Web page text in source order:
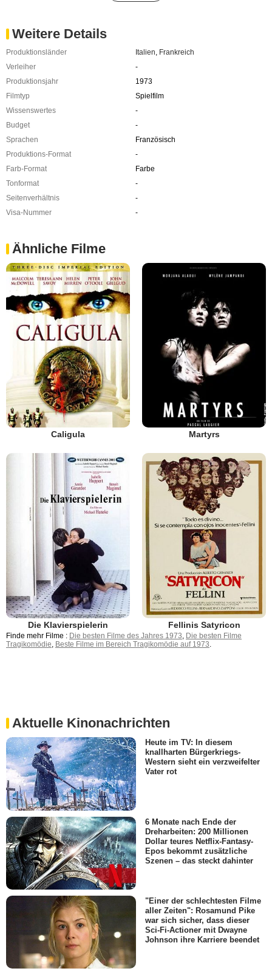
Weitere Details
Produktionsländer Italien Frankreich
Verleiher
-
Produktionsjahr
1973
Filmtyp
Spielfilm
Wissenswertes
-
Budget
-
Sprachen
Französisch
Produktions-Format
-
Farb-Format
Farbe
Tonformat
-
Seitenverhältnis
-
Visa-Nummer
-
Ähnliche Filme
Caligula Martyrs
Die Klavierspielerin Fellinis Satyricon
Finde mehr Filme : Die besten Filme des Jahres 1973, Die besten Filme
Tragikomödie, Beste Filme im Bereich Tragikomödie auf 1973.
Aktuelle Kinonachrichten
Heute im TV: In diesem
knallharten Bürgerkriegs-
Western sieht ein verzweifelter
Vater rot
6 Monate nach Ende der
Dreharbeiten: 200 Millionen
Dollar teures Netflix-Fantasy-
Epos bekommt zusätzliche
Szenen – das steckt dahinter
"Einer der schlechtesten Filme
aller Zeiten": Rosamund Pike
war sich sicher, dass dieser
Sci-Fi-Actioner mit Dwayne
Johnson ihre Karriere beendet